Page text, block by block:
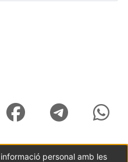
personal amb les